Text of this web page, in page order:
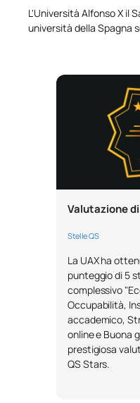
L'Università Alfonso X il
università della Spagna
Valutazione
Stelle QS
La UAX ha
punteggio di 5
complessivo
Occupabilità,
accademico,
online e Buona
prestigiosa
QS Stars.